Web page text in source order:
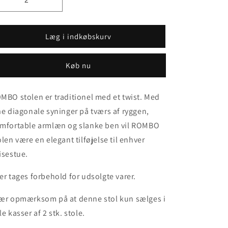
Læg i indkøbskurv
Køb nu
stolen er traditionel med et twist. Med
diagonale syninger på tværs af ryggen,
armlæn og slanke ben vil ROMBO
være en elegant tilføjelse til enhver
tages forbehold for udsolgte varer.
opmærksom på at denne stol kun sælges i
kasser af 2 stk. stole.